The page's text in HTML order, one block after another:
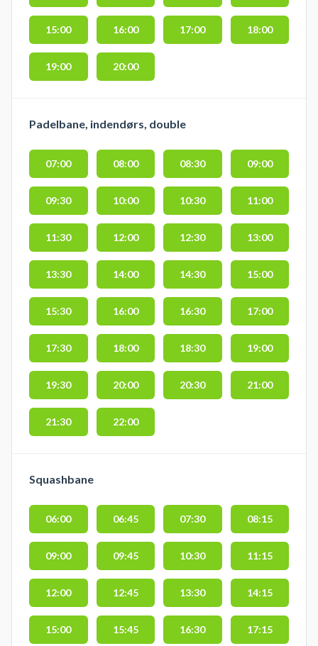
15:00 16:00 17:00 18:00
19:00 20:00
Padelbane, indendørs, double
07:00 08:00 08:30 09:00
09:30 10:00 10:30 11:00
11:30 12:00 12:30 13:00
13:30 14:00 14:30 15:00
15:30 16:00 16:30 17:00
17:30 18:00 18:30 19:00
19:30 20:00 20:30 21:00
21:30 22:00
Squashbane
06:00 06:45 07:30 08:15
09:00 09:45 10:30 11:15
12:00 12:45 13:30 14:15
15:00 15:45 16:30 17:15